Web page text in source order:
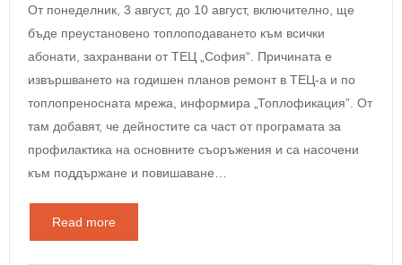
От понеделник, 3 август, до 10 август, включително, ще
бъде преустановено топлоподаването към всички
абонати, захранвани от ТЕЦ „София“. Причината е
извършването на годишен планов ремонт в ТЕЦ-а и по
топлопреносната мрежа, информира „Топлофикация”. От
там добавят, че дейностите са част от програмата за
профилактика на основните съоръжения и са насочени
към поддържане и повишаване…
Read more